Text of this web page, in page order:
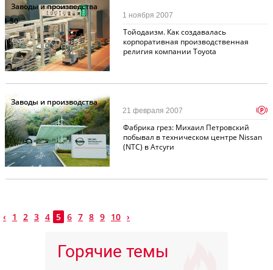
Заводы и производства
50
Тойодаизм. Как создавалась
корпоративная производственная
религия компании Toyota
1 ноября 2007
Заводы и производства
Фабрика грез: Михаил Петровский
побывал в техническом центре Nissan
(NTC) в Атсуги
21 февраля 2007 p
‹ 1 2 3 4 5 6 7 8 9 10 ›
Горячие темы